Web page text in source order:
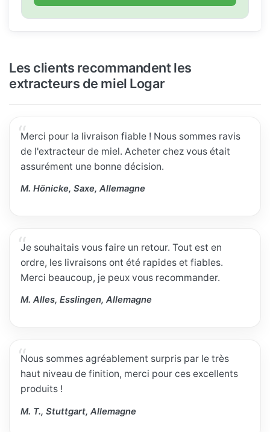
Les clients recommandent les
extracteurs de miel Logar
Merci pour la livraison fiable ! Nous sommes ravis
de l'extracteur de miel. Acheter chez vous était
assurément une bonne décision.
M. Hönicke, Saxe, Allemagne
Je souhaitais vous faire un retour. Tout est en
ordre, les livraisons ont été rapides et fiables.
Merci beaucoup, je peux vous recommander.
M. Alles, Esslingen, Allemagne
Nous sommes agréablement surpris par le très
haut niveau de finition, merci pour ces excellents
produits !
M. T., Stuttgart, Allemagne